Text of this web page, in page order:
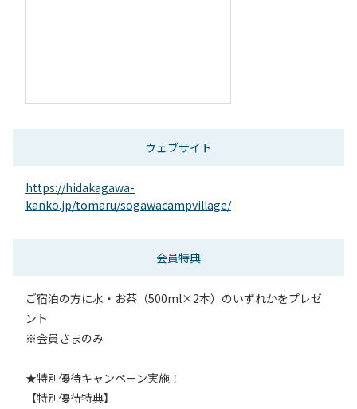
ウェブサイト
https://hidakagawa-
kanko.jp/tomaru/sogawacampvillage/
会員特典
ご宿泊の方に水・お茶（500ml×2本）のいずれかをプレゼ
ント
※会員さまのみ
★特別優待キャンペーン実施！
【特別優待特典】